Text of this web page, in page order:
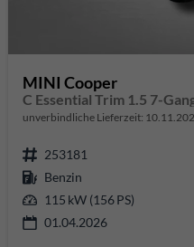
MINI Cooper
C Essential Trim 1.5 7-
unverbindliche Lieferzeit:
253181
Benzin
115 kW (156 PS)
01.04.2026